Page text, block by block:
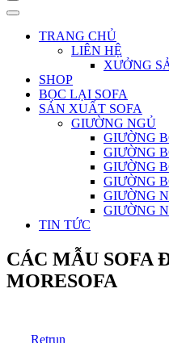
TRANG CHỦ
LIÊN HỆ
XƯỞNG
SHOP
BỌC LẠI SOFA
SẢN XUẤT SOFA
GIƯỜNG NGỦ
GIƯỜNG
GIƯỜNG
GIƯỜNG
GIƯỜNG
GIƯỜNG
GIƯỜNG
TIN TỨC
CÁC MẪU SOFA
MORESOFA
Retrun